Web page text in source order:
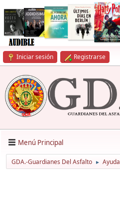
Iniciar sesión Registrarse
Menú Principal
GDA.-Guardianes Del Asfalto ► Ayuda